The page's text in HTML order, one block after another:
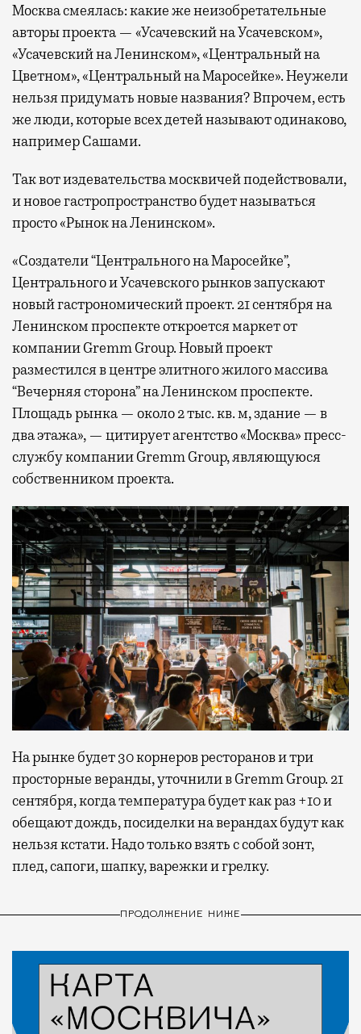
Москва смеялась: какие же неизобретательные
авторы проекта — «Усачевский на Усачевском»,
«Усачевский на Ленинском», «Центральный на
Цветном», «Центральный на Маросейке». Неужели
нельзя придумать новые названия? Впрочем, есть
же люди, которые всех детей называют одинаково,
например Сашами.
Так вот издевательства москвичей подействовали,
и новое гастропространство будет называться
просто «Рынок на Ленинском».
«Создатели “Центрального на Маросейке”,
Центрального и Усачевского рынков запускают
новый гастрономический проект. 21 сентября на
Ленинском проспекте откроется маркет от
компании Gremm Group. Новый проект
разместился в центре элитного жилого массива
“Вечерняя сторона” на Ленинском проспекте.
Площадь рынка — около 2 тыс. кв. м, здание — в
два этажа», — цитирует агентство «Москва» пресс-
службу компании Gremm Group, являющуюся
собственником проекта.
На рынке будет 30 корнеров ресторанов и три
просторные веранды, уточнили в Gremm Group. 21
сентября, когда температура будет как раз +10 и
обещают дождь, посиделки на верандах будут как
нельзя кстати. Надо только взять с собой зонт,
плед, сапоги, шапку, варежки и грелку.
ПРОДОЛЖЕНИЕ НИЖЕ